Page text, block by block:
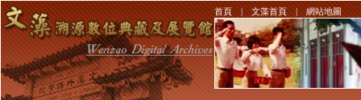
首頁|文藻首頁|網站地圖